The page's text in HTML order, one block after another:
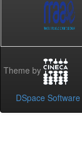
Theme by
DSpace Software